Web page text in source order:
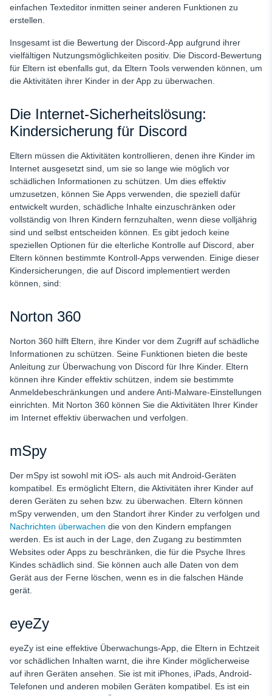
einfachen Texteditor inmitten seiner anderen Funktionen zu
erstellen.
Insgesamt ist die Bewertung der Discord-App aufgrund ihrer
vielfältigen Nutzungsmöglichkeiten positiv. Die Discord-Bewertung
für Eltern ist ebenfalls gut, da Eltern Tools verwenden können, um
die Aktivitäten ihrer Kinder in der App zu überwachen.
Die Internet-Sicherheitslösung:
Kindersicherung für Discord
Eltern müssen die Aktivitäten kontrollieren, denen ihre Kinder im
Internet ausgesetzt sind, um sie so lange wie möglich vor
schädlichen Informationen zu schützen. Um dies effektiv
umzusetzen, können Sie Apps verwenden, die speziell dafür
entwickelt wurden, schädliche Inhalte einzuschränken oder
vollständig von Ihren Kindern fernzuhalten, wenn diese volljährig
sind und selbst entscheiden können. Es gibt jedoch keine
speziellen Optionen für die elterliche Kontrolle auf Discord, aber
Eltern können bestimmte Kontroll-Apps verwenden. Einige dieser
Kindersicherungen, die auf Discord implementiert werden
können, sind:
Norton 360
Norton 360 hilft Eltern, ihre Kinder vor dem Zugriff auf schädliche
Informationen zu schützen. Seine Funktionen bieten die beste
Anleitung zur Überwachung von Discord für Ihre Kinder. Eltern
können ihre Kinder effektiv schützen, indem sie bestimmte
Anmeldebeschränkungen und andere Anti-Malware-Einstellungen
einrichten. Mit Norton 360 können Sie die Aktivitäten Ihrer Kinder
im Internet effektiv überwachen und verfolgen.
mSpy
Der mSpy ist sowohl mit iOS- als auch mit Android-Geräten
kompatibel. Es ermöglicht Eltern, die Aktivitäten ihrer Kinder auf
deren Geräten zu sehen bzw. zu überwachen. Eltern können
mSpy verwenden, um den Standort ihrer Kinder zu verfolgen und
Nachrichten überwachen die von den Kindern empfangen
werden. Es ist auch in der Lage, den Zugang zu bestimmten
Websites oder Apps zu beschränken, die für die Psyche Ihres
Kindes schädlich sind. Sie können auch alle Daten von dem
Gerät aus der Ferne löschen, wenn es in die falschen Hände
gerät.
eyeZy
eyeZy ist eine effektive Überwachungs-App, die Eltern in Echtzeit
vor schädlichen Inhalten warnt, die ihre Kinder möglicherweise
auf ihren Geräten ansehen. Sie ist mit iPhones, iPads, Android-
Telefonen und anderen mobilen Geräten kompatibel. Es ist ein